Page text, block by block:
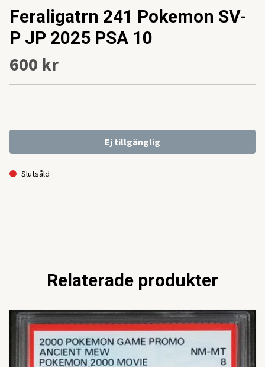
Feraligatrn 241 Pokemon SV-
P JP 2025 PSA 10
600 kr
Ej tillgänglig
Slutsåld
Relaterade produkter